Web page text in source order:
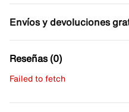
Envíos y devoluciones
Reseñas (0)
Failed to fetch